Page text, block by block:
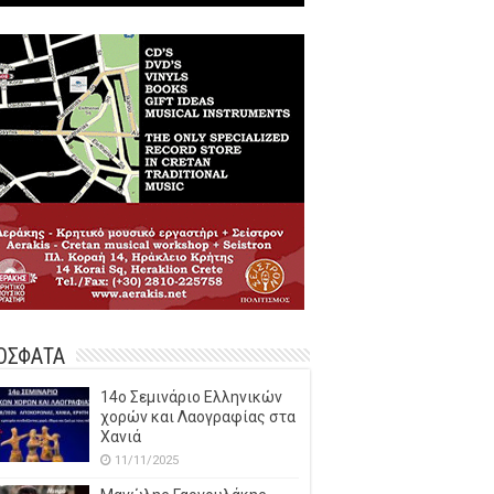
14o Σεμινάριο Ελληνικών
χορών και Λαογραφίας στα
Χανιά
11/11/2025